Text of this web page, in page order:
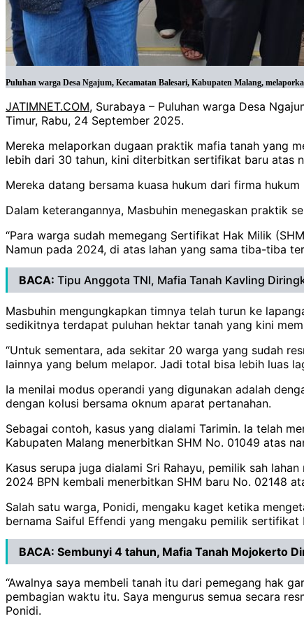
Puluhan warga Desa Ngajum, Kecamatan Balesari, Kabupaten Malang,
JATIMNET.COM, Surabaya – Puluhan warga Desa
Timur, Rabu, 24 September 2025.
Mereka melaporkan dugaan praktik mafia tanah yang
lebih dari 30 tahun, kini diterbitkan sertifikat baru atas
Mereka datang bersama kuasa hukum dari firma
Dalam keterangannya, Masbuhin menegaskan praktik
“Para warga sudah memegang Sertifikat Hak Milik
Namun pada 2024, di atas lahan yang sama tiba-tiba
BACA: Tipu Anggota TNI, Mafia Tanah Kavling
Masbuhin mengungkapkan timnya telah turun ke
sedikitnya terdapat puluhan hektar tanah yang kini
“Untuk sementara, ada sekitar 20 warga yang sudah
lainnya yang belum melapor. Jadi total bisa lebih luas
Ia menilai modus operandi yang digunakan adalah
dengan kolusi bersama oknum aparat pertanahan.
Sebagai contoh, kasus yang dialami Tarimin. Ia telah
Kabupaten Malang menerbitkan SHM No. 01049 atas
Kasus serupa juga dialami Sri Rahayu, pemilik sah
2024 BPN kembali menerbitkan SHM baru No. 02148
Salah satu warga, Ponidi, mengaku kaget ketika
bernama Saiful Effendi yang mengaku pemilik sertifikat
BACA: Sembunyi 4 tahun, Mafia Tanah Mojokerto
“Awalnya saya membeli tanah itu dari pemegang hak
pembagian waktu itu. Saya mengurus semua secara
Ponidi.